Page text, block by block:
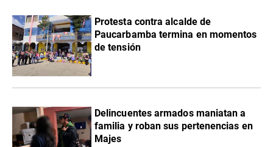
Protesta contra alcalde de
Paucarbamba termina en momentos
de tensión
Delincuentes armados maniatan a
familia y roban sus pertenencias en
Majes